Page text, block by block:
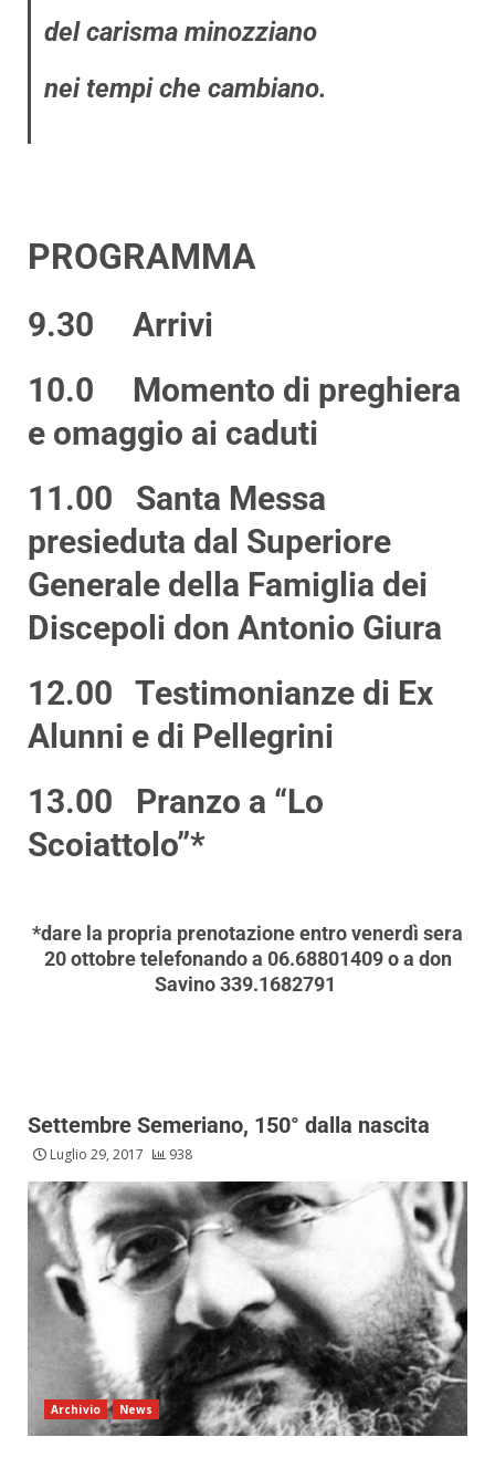
del carisma minozziano
nei tempi che cambiano.
PROGRAMMA
9.30 Arrivi
10.0 Momento di preghiera
e omaggio ai caduti
11.00 Santa Messa
presieduta dal Superiore
Generale della Famiglia dei
Discepoli don Antonio Giura
12.00 Testimonianze di Ex
Alunni e di Pellegrini
13.00 Pranzo a “Lo
Scoiattolo”*
*dare la propria prenotazione entro venerdì sera
20 ottobre telefonando a 06.68801409 o a don
Savino 339.1682791
Settembre Semeriano, 150° dalla nascita
Luglio 29, 2017 938
Archivio News